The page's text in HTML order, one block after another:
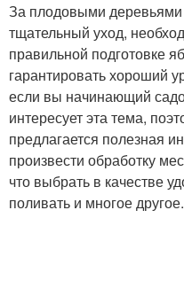
За плодовыми деревьями
тщательный уход,
правильной подготовке
гарантировать хороший
если вы начинающий
интересует эта тема,
предлагается полезная
произвести обработку
что выбрать в качестве
поливать и многое другое.